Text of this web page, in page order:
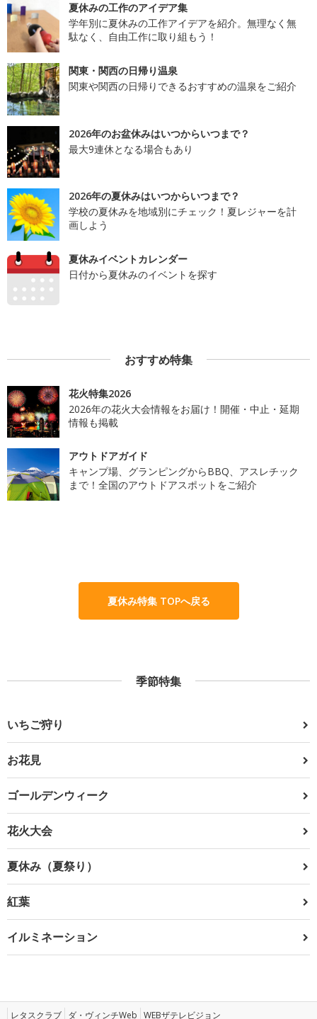
夏休みの工作のアイデア集
学年別に夏休みの工作アイデアを紹介。無理なく無
駄なく、自由工作に取り組もう！
関東・関西の日帰り温泉
関東や関西の日帰りできるおすすめの温泉をご紹介
2026年のお盆休みはいつからいつまで？
最大9連休となる場合もあり
2026年の夏休みはいつからいつまで？
学校の夏休みを地域別にチェック！夏レジャーを計
画しよう
夏休みイベントカレンダー
日付から夏休みのイベントを探す
おすすめ特集
花火特集2026
2026年の花火大会情報をお届け！開催・中止・延期
情報も掲載
アウトドアガイド
キャンプ場、グランピングからBBQ、アスレチック
まで！全国のアウトドアスポットをご紹介
夏休み特集 TOPへ戻る
季節特集
いちご狩り
お花見
ゴールデンウィーク
花火大会
夏休み（夏祭り）
紅葉
イルミネーション
レタスクラブ ダ・ヴィンチWeb WEBザテレビジョン